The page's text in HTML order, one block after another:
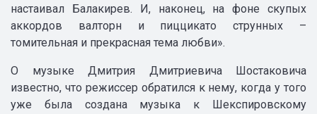
настаивал Балакирев. И, наконец, на фоне скупых
аккордов валторн и пиццикато струнных –
томительная и прекрасная тема любви».
О музыке Дмитрия Дмитриевича Шостаковича
известно, что режиссер обратился к нему, когда у того
уже была создана музыка к Шекспировскому